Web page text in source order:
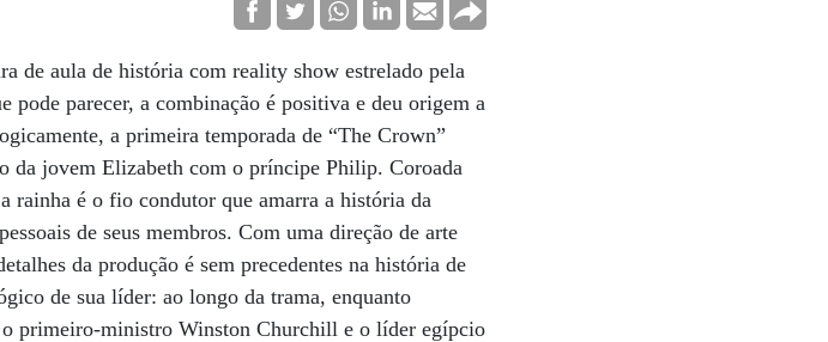
de aula de história com reality show estrelado pela
parecer, a combinação é positiva e deu origem a
a primeira temporada de “The Crown”
da jovem Elizabeth com o príncipe Philip. Coroada
rainha é o fio condutor que amarra a história da
de seus membros. Com uma direção de arte
da produção é sem precedentes na história de
de sua líder: ao longo da trama, enquanto
o primeiro-ministro Winston Churchill e o líder egípcio